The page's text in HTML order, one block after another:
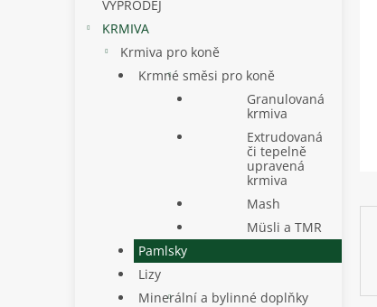
VÝPRODEJ
KRMIVA
Krmiva pro koně
Krmné směsi pro koně
Granulovaná
krmiva
Extrudovaná
či tepelně
upravená
krmiva
Mash
Müsli a TMR
Pamlsky
Lizy
Minerální a bylinné doplňky